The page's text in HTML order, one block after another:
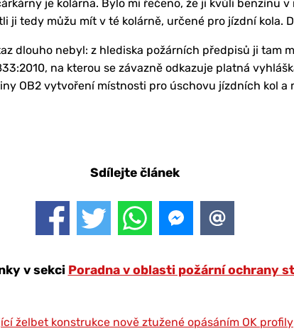
je kolárna. Bylo mi řečeno, že ji kvůli benzínu
ji tedy můžu mít v té kolárně, určené pro jízdní kola.
dlouho nebyl: z hlediska požárních předpisů ji tam
na kterou se závazně odkazuje platná
OB2 vytvoření místnosti pro úschovu jízdních kol a
Sdílejte článek
v sekci Poradna v oblasti požární ochrany
želbet konstrukce nově ztužené opásáním OK profily